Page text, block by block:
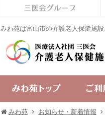
みわ苑は富山市の介護老人保健施
みわ苑 お知らせ・新着情報